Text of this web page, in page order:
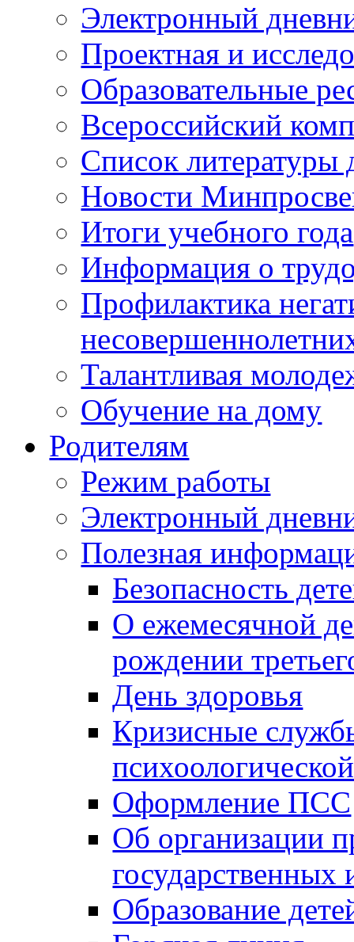
Электронный
Проектная и
Образовательные
Всероссийский
Список литературы
Новости
Итоги учебного года
Информация о
Профилактика
Талантливая
Обучение на дому
Родителям
Режим работы
Электронный
Полезная
Безопасность
О ежемесячной
рождении
День здоровья
Кризисные
Оформление ПСС
Об организации
Образование